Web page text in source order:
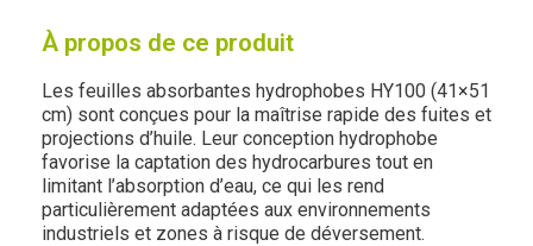
À propos de ce produit
Les feuilles absorbantes hydrophobes HY100 (41×51
cm) sont conçues pour la maîtrise rapide des fuites et
projections d’huile. Leur conception hydrophobe
favorise la captation des hydrocarbures tout en
limitant l’absorption d’eau, ce qui les rend
particulièrement adaptées aux environnements
industriels et zones à risque de déversement.